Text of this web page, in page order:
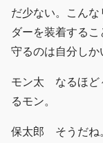
だ少ない。こん
ダーを装着する
守るのは自分しか
モン太 なるほど
るモン。
保太郎 そうだね